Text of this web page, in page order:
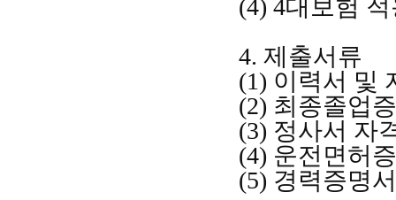
(4) 4대보험
4. 제출서류
(1) 이력서 및
(2) 최종졸업
(3) 정사서 자
(4) 운전면허
(5) 경력증명